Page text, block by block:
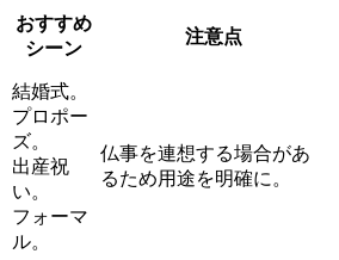
おすすめ
シーン
注意点
結婚式。
プロポー
ズ。
出産祝
い。
フォーマ
ル。
仏事を連想する場合があ
るため用途を明確に。